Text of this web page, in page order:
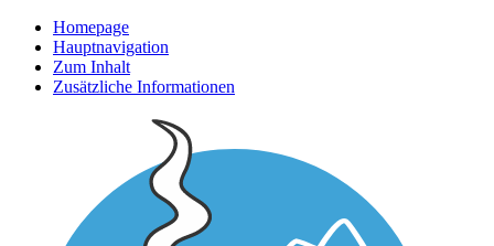
Homepage
Hauptnavigation
Zum Inhalt
Zusätzliche Informationen